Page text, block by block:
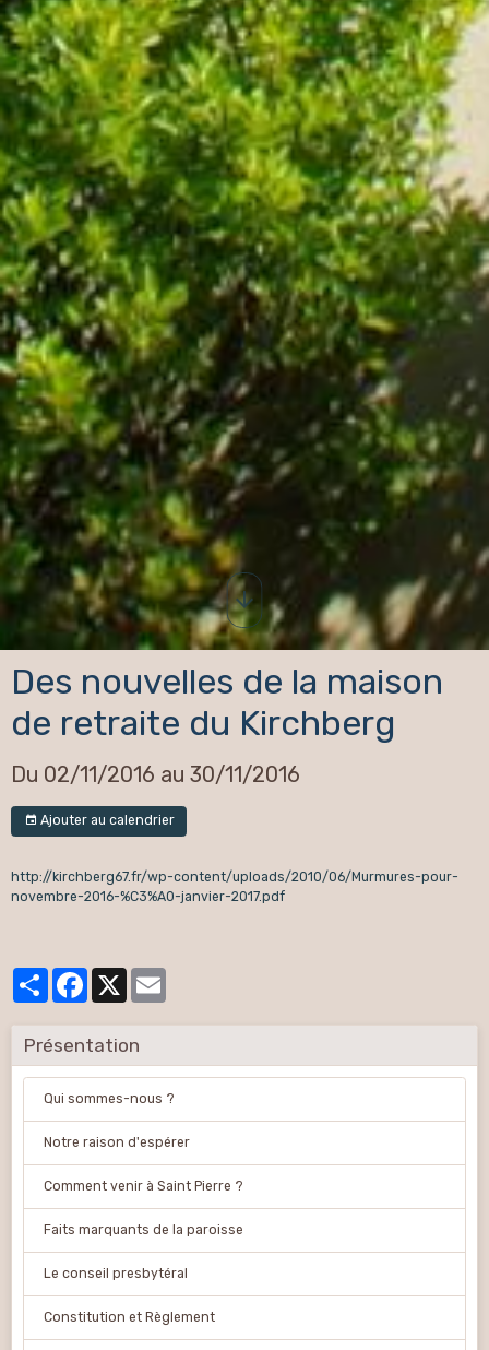
Des nouvelles de la maison
de retraite du Kirchberg
Du 02/11/2016 au 30/11/2016
Ajouter au calendrier
http://kirchberg67.fr/wp-content/uploads/2010/06/Murmures-pour-
novembre-2016-%C3%A0-janvier-2017.pdf
PartagerFacebook
Présentation
Qui sommes-nous ?
Notre raison d'espérer
Comment venir à Saint Pierre ?
Faits marquants de la paroisse
Le conseil presbytéral
Constitution et Règlement